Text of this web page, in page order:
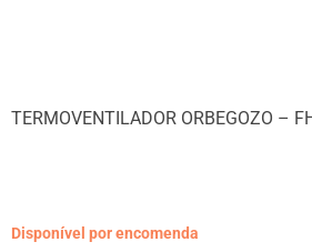
TERMOVENTILADOR ORBEGOZO –
Disponível por encomenda